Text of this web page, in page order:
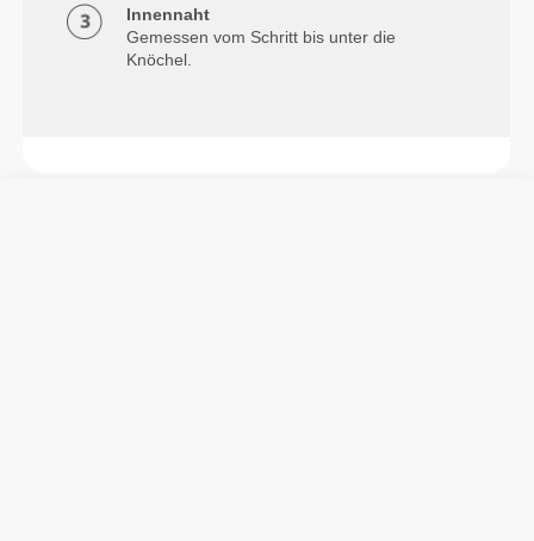
Innennaht
Gemessen vom Schritt bis unter die
Knöchel.